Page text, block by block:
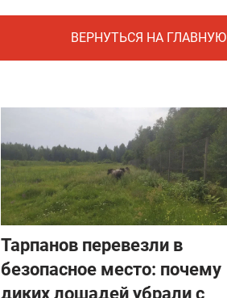
ВЕРНУТЬСЯ НА ГЛАВНУЮ
Тарпанов перевезли в
безопасное место: почему
диких лошадей убрали с